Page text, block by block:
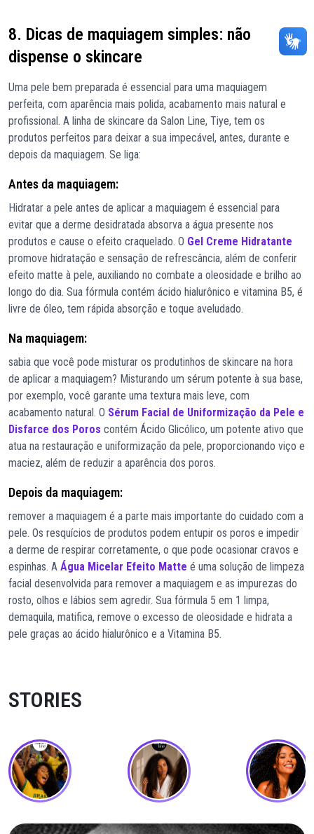
8. Dicas de maquiagem simples: não
dispense o skincare
Uma pele bem preparada é essencial para uma maquiagem
perfeita, com aparência mais polida, acabamento mais natural e
profissional. A linha de skincare da Salon Line, Tiye, tem os
produtos perfeitos para deixar a sua impecável, antes, durante e
depois da maquiagem. Se liga:
Antes da maquiagem:
Hidratar a pele antes de aplicar a maquiagem é essencial para
evitar que a derme desidratada absorva a água presente nos
produtos e cause o efeito craquelado. O Gel Creme Hidratante
promove hidratação e sensação de refrescância, além de conferir
efeito matte à pele, auxiliando no combate a oleosidade e brilho ao
longo do dia. Sua fórmula contém ácido hialurônico e vitamina B5, é
livre de óleo, tem rápida absorção e toque aveludado.
Na maquiagem:
sabia que você pode misturar os produtinhos de skincare na hora
de aplicar a maquiagem? Misturando um sérum potente à sua base,
por exemplo, você garante uma textura mais leve, com
acabamento natural. O Sérum Facial de Uniformização da Pele e
Disfarce dos Poros contém Ácido Glicólico, um potente ativo que
atua na restauração e uniformização da pele, proporcionando viço e
maciez, além de reduzir a aparência dos poros.
Depois da maquiagem:
remover a maquiagem é a parte mais importante do cuidado com a
pele. Os resquícios de produtos podem entupir os poros e impedir
a derme de respirar corretamente, o que pode ocasionar cravos e
espinhas. A Água Micelar Efeito Matte é uma solução de limpeza
facial desenvolvida para remover a maquiagem e as impurezas do
rosto, olhos e lábios sem agredir. Sua fórmula 5 em 1 limpa,
demaquila, matifica, remove o excesso de oleosidade e hidrata a
pele graças ao ácido hialurônico e a Vitamina B5.
STORIES